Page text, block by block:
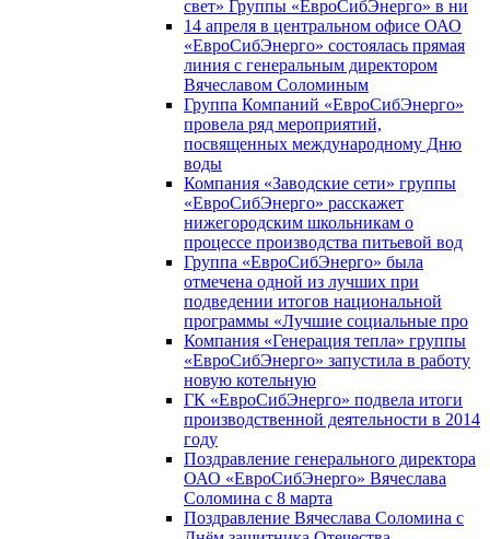
свет» Группы «ЕвроСибЭнерго» в ни
14 апреля в центральном офисе ОАО
«ЕвроСибЭнерго» состоялась прямая
линия с генеральным директором
Вячеславом Соломиным
Группа Компаний «ЕвроСибЭнерго»
провела ряд мероприятий,
посвященных международному Дню
воды
Компания «Заводские сети» группы
«ЕвроСибЭнерго» расскажет
нижегородским школьникам о
процессе производства питьевой вод
Группа «ЕвроСибЭнерго» была
отмечена одной из лучших при
подведении итогов национальной
программы «Лучшие социальные про
Компания «Генерация тепла» группы
«ЕвроСибЭнерго» запустила в работу
новую котельную
ГК «ЕвроСибЭнерго» подвела итоги
производственной деятельности в 2014
году
Поздравление генерального директора
ОАО «ЕвроСибЭнерго» Вячеслава
Соломина с 8 марта
Поздравление Вячеслава Соломина с